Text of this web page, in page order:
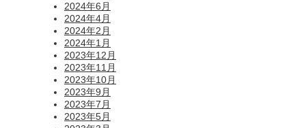
2024年6月
2024年4月
2024年2月
2024年1月
2023年12月
2023年11月
2023年10月
2023年9月
2023年7月
2023年5月